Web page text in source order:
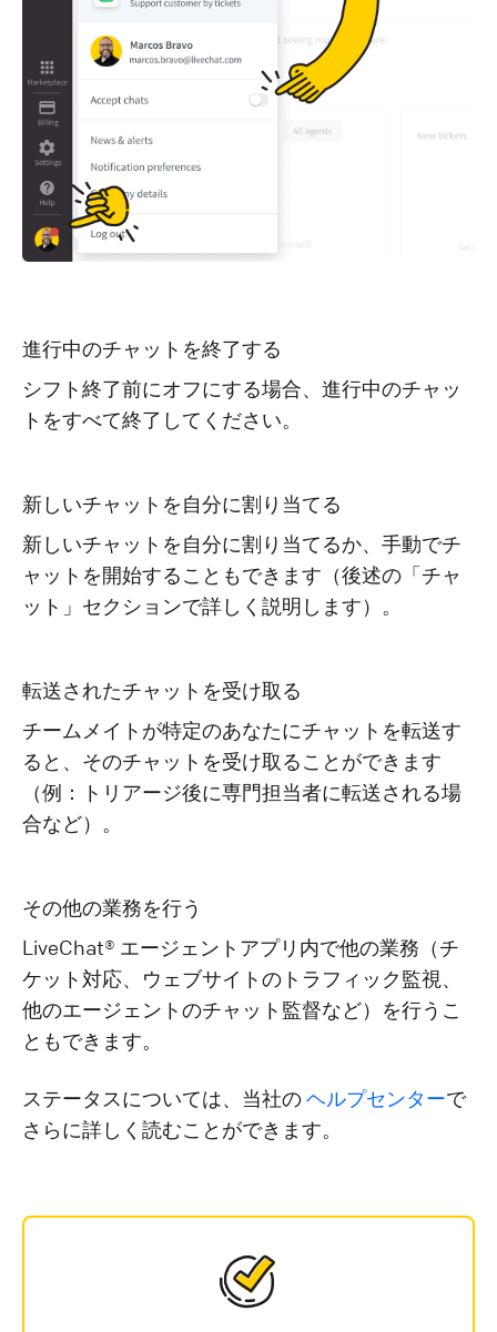
進行中のチャットを終了する
シフト終了前にオフにする場合、進行中のチャッ
トをすべて終了してください。
新しいチャットを自分に割り当てる
新しいチャットを自分に割り当てるか、手動でチ
ャットを開始することもできます（後述の「チャ
ット」セクションで詳しく説明します）。
転送されたチャットを受け取る
チームメイトが特定のあなたにチャットを転送す
ると、そのチャットを受け取ることができます
（例：トリアージ後に専門担当者に転送される場
合など）。
その他の業務を行う
LiveChat® エージェントアプリ内で他の業務（チ
ケット対応、ウェブサイトのトラフィック監視、
他のエージェントのチャット監督など）を行うこ
ともできます。
ステータスについては、当社のヘルプセンターで
さらに詳しく読むことができます。